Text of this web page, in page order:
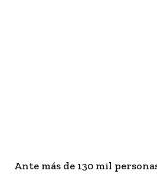
Ante más de 130 mil